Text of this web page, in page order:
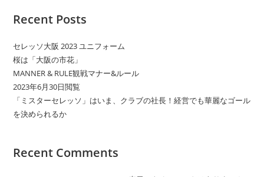
Recent Posts
セレッソ大阪 2023 ユニフォーム
桜は「大阪の市花」
MANNER & RULE観戦マナー&ルール
2023年6月30日閲覧
「ミスターセレッソ」はいま、クラブの社長！経営でも華麗なゴール
を決められるか
Recent Comments